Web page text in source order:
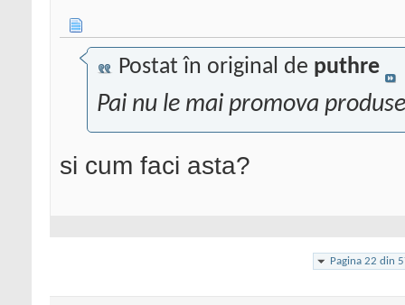
Postat în original de puthre
Pai nu le mai promova
si cum faci asta?
Pagina 22 din